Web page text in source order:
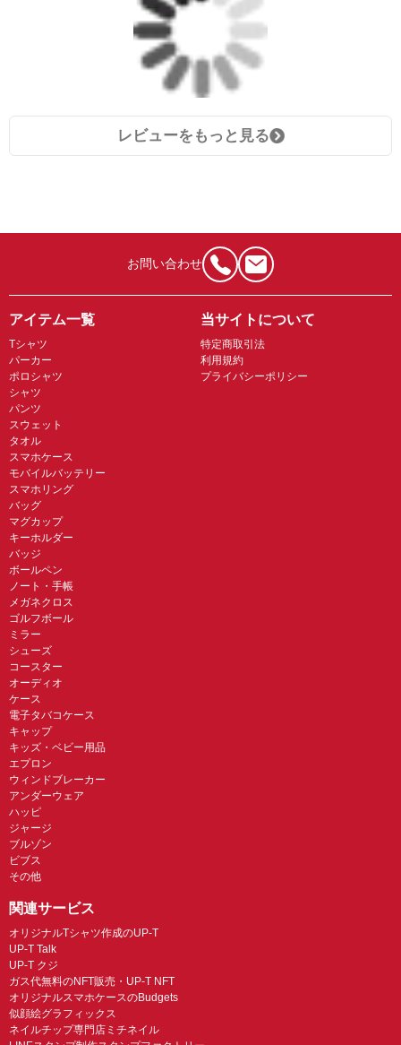
レビューをもっと見る
お問い合わせ
アイテム一覧
Tシャツ
パーカー
ポロシャツ
シャツ
パンツ
スウェット
タオル
スマホケース
モバイルバッテリー
スマホリング
バッグ
マグカップ
キーホルダー
バッジ
ボールペン
ノート・手帳
メガネクロス
ゴルフボール
ミラー
シューズ
コースター
オーディオ
ケース
電子タバコケース
キャップ
キッズ・ベビー用品
エプロン
ウィンドブレーカー
アンダーウェア
ハッピ
ジャージ
ブルゾン
ビブス
その他
当サイトについて
特定商取引法
利用規約
プライバシーポリシー
関連サービス
オリジナルTシャツ作成のUP-T
UP-T Talk
UP-T クジ
ガス代無料のNFT販売・UP-T NFT
オリジナルスマホケースのBudgets
似顔絵グラフィックス
ネイルチップ専門店ミチネイル